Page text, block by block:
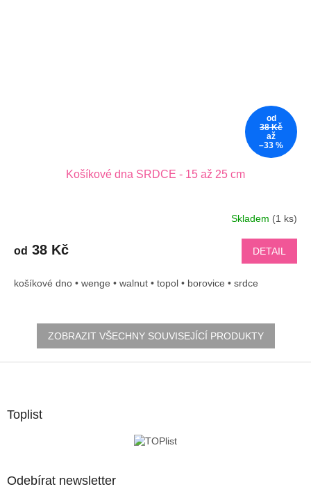
od
38 Kč
až
–33 %
Košíkové dna SRDCE - 15 až 25 cm
Skladem (1 ks)
od 38 Kč DETAIL
košíkové dno • wenge • walnut • topol • borovice • srdce
ZOBRAZIT VŠECHNY SOUVISEJÍCÍ PRODUKTY
Toplist
Odebírat newsletter